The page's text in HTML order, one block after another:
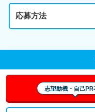
応募方法
志望動機・自己PR